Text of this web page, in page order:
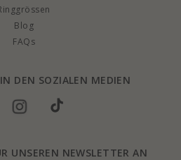
Blog
FAQs
DEN SOZIALEN MEDIEN
UNSEREN NEWSLETTER AN